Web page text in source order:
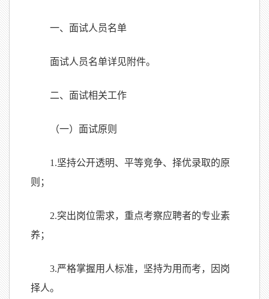
一、面试人员名单
面试人员名单详见附件。
二、面试相关工作
（一）面试原则
1.坚持公开透明、平等竞争、择优录取的原
则；
2.突出岗位需求，重点考察应聘者的专业素
养；
3.严格掌握用人标准，坚持为用而考，因岗
择人。